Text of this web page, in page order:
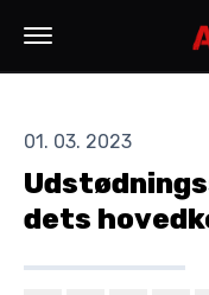
01. 03. 2023
dets